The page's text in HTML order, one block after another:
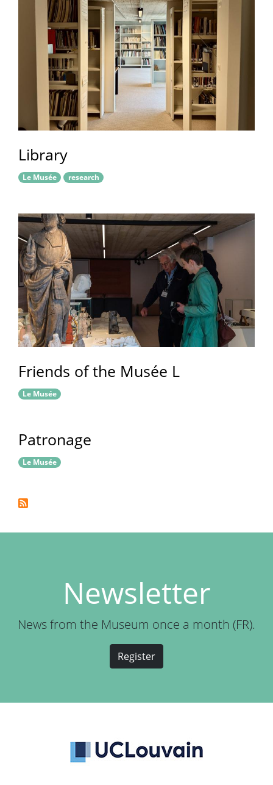
Library
Le Musée research
Friends of the Musée L
Le Musée
Patronage
Le Musée
Newsletter
News from the Museum once a month (FR).
Register